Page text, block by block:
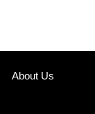
About Us